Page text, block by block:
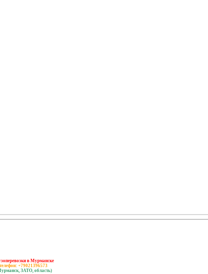
в Мурманске
телефон: +79021396573
ЗАТО, область)